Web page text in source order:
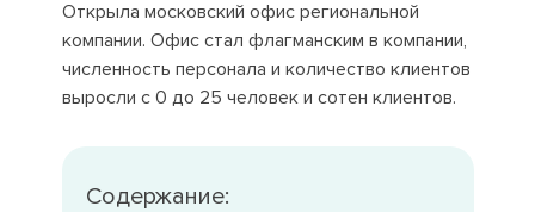
Содержание:
Открыла московский офис региональной
компании. Офис стал флагманским в компании,
численность персонала и количество клиентов
выросли с 0 до 25 человек и сотен клиентов.